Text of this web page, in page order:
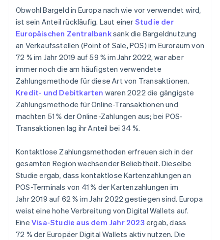
Obwohl Bargeld in Europa nach wie vor verwendet wird,
ist sein Anteil rückläufig. Laut einer Studie der
Europäischen Zentralbanksank die Bargeldnutzung
an Verkaufsstellen (Point of Sale, POS) im Euroraum von
72 % im Jahr 2019 auf 59 % im Jahr 2022, war aber
immer noch die am häufigsten verwendete
Zahlungsmethode für diese Art von Transaktionen.
Kredit- und Debitkarten waren 2022 die gängigste
Zahlungsmethode für Online-Transaktionen und
machten 51 % der Online-Zahlungen aus; bei POS-
Transaktionen lag ihr Anteil bei 34 %.
Kontaktlose Zahlungsmethoden erfreuen sich in der
gesamten Region wachsender Beliebtheit. Dieselbe
Studie ergab, dass kontaktlose Kartenzahlungen an
POS-Terminals von 41 % der Kartenzahlungen im
Jahr 2019 auf 62 % im Jahr 2022 gestiegen sind. Europa
weist eine hohe Verbreitung von Digital Wallets auf.
Eine Visa-Studie aus dem Jahr 2023 ergab, dass
72 % der Europäer Digital Wallets aktiv nutzen. Die